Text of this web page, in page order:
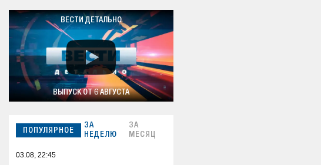
ВЕСТИ ДЕТАЛЬНО
ВЫПУСК ОТ 6 АВГУСТА
ПОПУЛЯРНОЕ
ЗА
НЕДЕЛЮ
ЗА
МЕСЯЦ
03.08, 22:45